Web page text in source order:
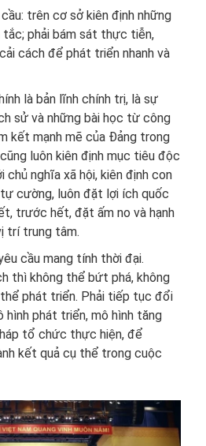
trên cơ sở kiên định những
phải bám sát thực tiễn,
cách để phát triển nhanh và
là bản lĩnh chính trị, là sự
sử và những bài học từ công
kết mạnh mẽ của Đảng trong
luôn kiên định mục tiêu độc
chủ nghĩa xã hội, kiên định con
cường, luôn đặt lợi ích quốc
trước hết, đặt ấm no và hạnh
trí trung tâm.
cầu mang tính thời đại.
thì không thể bứt phá, không
phát triển. Phải tiếp tục đổi
hình phát triển, mô hình tăng
tổ chức thực hiện, để
kết quả cụ thể trong cuộc